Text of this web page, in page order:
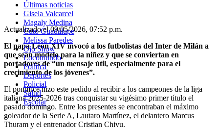
Últimas noticias
Gisela Valcarcel
Magaly Medina
Cuto Guadalupe
Melissa Paredes
Ojo Show
Locomundo
Política
Deportes
Policial
Salud
Escolar
Actualizado el 09/05/2026, 07:52 p.m.
El papa León XIV invocó a los futbolistas del Inter de Milán a
que sean modelo para la niñez y que se conviertan en
portadores de “un mensaje útil, especialmente para el
crecimiento de los jóvenes”.
El pontífice hizo este pedido al recibir a los campeones de la liga
italiana 2025-2026 tras conquistar su vigésimo primer título el
pasado domingo. Entre los presentes se encontraban el máximo
goleador de la Serie A, Lautaro Martínez, el delantero Marcus
Thuram y el entrenador Cristian Chivu.